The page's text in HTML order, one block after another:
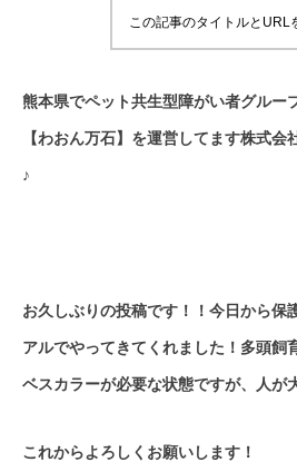
この記事のタイトルとURL
熊本県でペット共生型障がい者グルー
【わおん万石】を運営してます株式
♪
お久しぶりの投稿です！！今日から保
アルでやってきてくれました！多頭飼
ベスカラーが必要な状態ですが、人
これからよろしくお願いします！